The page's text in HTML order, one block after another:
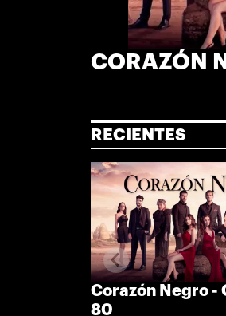
CORAZÓN
RECIENTES
Corazón Negro -
80